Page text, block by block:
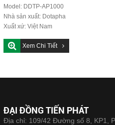
Model: DDTP-AP1000
Nhà sản xuất: Dotapha
Xuất xứ: Việt Nam
Xem Chi Tiết
ĐẠI ĐỒNG TIẾN PHÁT
Địa chỉ: 109/42 Đường số 8, KP1,